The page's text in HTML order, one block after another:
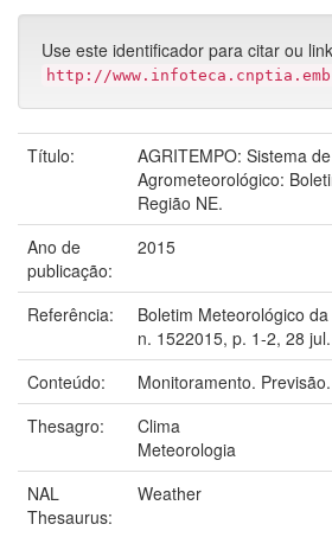
Use este identificador para citar ou
http://
Título:
AGRITEMPO: Sistema
Agrometeorológico:
Região NE.
Ano de
publicação:
2015
Referência:
Boletim Meteorológico
n. 1522015, p. 1-2, 28
Conteúdo:
Monitoramento. Previsão.
Thesagro:
Clima
Meteorologia
NAL
Thesaurus:
Weather